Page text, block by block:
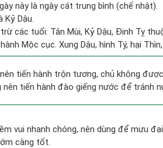
này là ngày cát trung bình (chế nhật).
Kỷ Dậu.
các tuổi: Tân Mùi, Kỷ Dậu, Đinh Tỵ
Mộc cục. Xung Dậu, hình Tý, hại
tiến hành trộn tương, chủ không
tiến hành đào giếng nước để tránh
vui nhanh chóng, nên dùng để mưu
càng tốt.